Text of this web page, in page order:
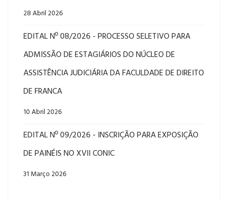
28 Abril 2026
EDITAL Nº 08/2026 - PROCESSO SELETIVO PARA
ADMISSÃO DE ESTAGIÁRIOS DO NÚCLEO DE
ASSISTÊNCIA JUDICIÁRIA DA FACULDADE DE DIREITO
DE FRANCA
10 Abril 2026
EDITAL Nº 09/2026 - INSCRIÇÃO PARA EXPOSIÇÃO
DE PAINÉIS NO XVII CONIC
31 Março 2026